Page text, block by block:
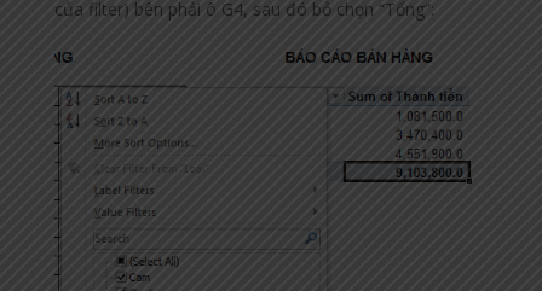
của filter) bên phải ô G4, sau đó bỏ chọn “Tổng”: